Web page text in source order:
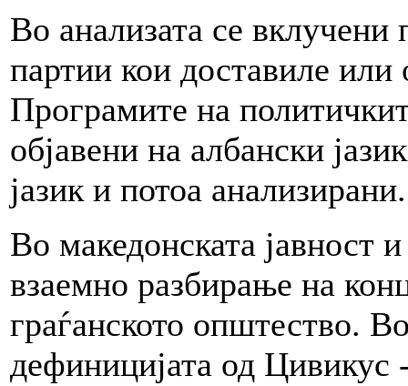
Во анализата се
партии кои доставиле или
Програмите на
објавени на албански
јазик и потоа анализирани.
Во македонската јавност
взаемно разбирање на
граѓанското општество.
дефиницијата од Цивикус